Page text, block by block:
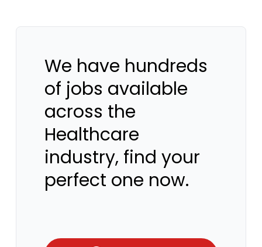
We have hundreds
of jobs available
across the
Healthcare
industry, find your
perfect one now.